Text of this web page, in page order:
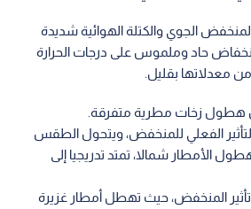
الجوي والكتلة الهوائية شديدة
انخفاض حاد وملموس على درجات الحرارة
من معدلاتها بقليل.
هطول زخات مطرية متفرقة.
التأثير الفعلي للمنخفض، ويتحول الطقس
الأمطار شمالا، تمتد تدريجيا إلى
تأثير المنخفض، حيث تهطل أمطار غزيرة